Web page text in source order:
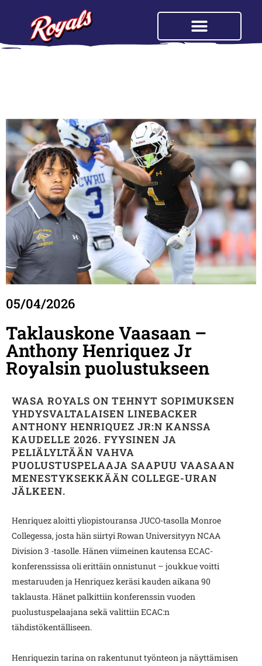
05/04/2026
Taklauskone Vaasaan –
Anthony Henriquez Jr
Royalsin puolustukseen
WASA ROYALS ON TEHNYT SOPIMUKSEN
YHDYSVALTALAISEN LINEBACKER
ANTHONY HENRIQUEZ JR:N KANSSA
KAUDELLE 2026. FYYSINEN JA
PELIÄLYLTÄÄN VAHVA
PUOLUSTUSPELAAJA SAAPUU VAASAAN
MENESTYKSEKKÄÄN COLLEGE-URAN
JÄLKEEN.
Henriquez aloitti yliopistouransa JUCO-tasolla Monroe
Collegessa, josta hän siirtyi Rowan Universityyn NCAA
Division 3 -tasolle. Hänen viimeinen kautensa ECAC-
konferenssissa oli erittäin onnistunut – joukkue voitti
mestaruuden ja Henriquez keräsi kauden aikana 90
taklausta. Hänet palkittiin konferenssin vuoden
puolustuspelaajana sekä valittiin ECAC:n
tähdistökentälliseen.
Henriquezin tarina on rakentunut työnteon ja näyttämisen